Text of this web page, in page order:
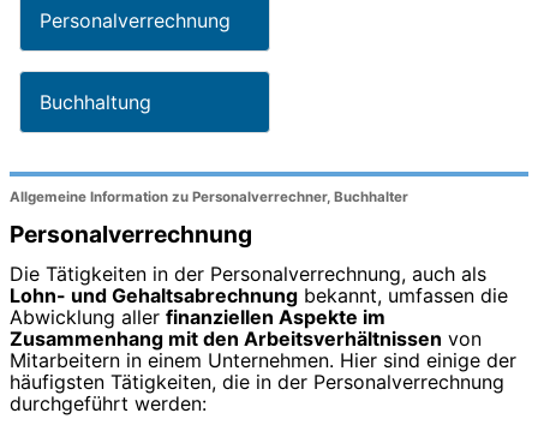
Personalverrechnung
Buchhaltung
Allgemeine Information zu Personalverrechner, Buchhalter
Personalverrechnung
Die Tätigkeiten in der Personalverrechnung, auch als
Lohn- und Gehaltsabrechnung bekannt, umfassen die
Abwicklung aller finanziellen Aspekte im
Zusammenhang mit den Arbeitsverhältnissen von
Mitarbeitern in einem Unternehmen. Hier sind einige der
häufigsten Tätigkeiten, die in der Personalverrechnung
durchgeführt werden: